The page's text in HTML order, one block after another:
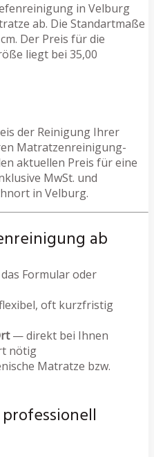
in Velburg
ab. Die Standartmaße
Der Preis für die
liegt bei 35,00
der Reinigung Ihrer
Matratzenreinigung-
aktuellen Preis für eine
MwSt. und
in Velburg.
ab
Formular oder
oft kurzfristig
— direkt bei Ihnen
nötig
Matratze bzw.